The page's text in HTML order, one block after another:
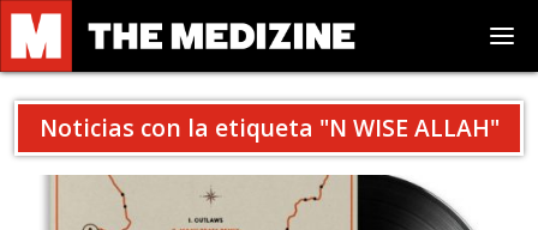
Noticias con la etiqueta "N WISE ALLAH"